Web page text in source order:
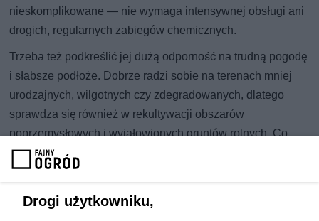
nieskomplikowane — nie wymaga intensywnej obsługi ani
drogich, regularnych zabiegów chemicznych.
Trzeba też podkreślić jej dużą odporność na trudną pogodę
i słabsze podłoże. Dobrze radzi sobie na terenach mniej
urodzajnych, wilgotnych czy zdegradowanych, dlatego
sprawdza się również w rekultywacji obszarów
poprzemysłowych i wyjałowionych gruntów rolnych. Co
więcej, szybko wiąże dwutlenek węgla i sprzyja utrzymaniu
wilgoci w glebie, podnosząc swoją wartość przyrodniczą.
stać się ważnym elementem zrównoważonego rozwoju na
Drogi użytkowniku,